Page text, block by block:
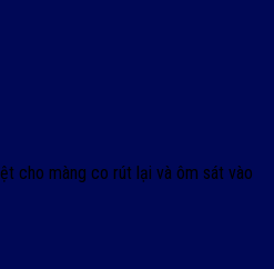
cho màng co rút lại và ôm sát vào